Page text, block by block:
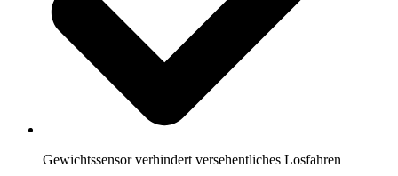
Gewichtssensor verhindert versehentliches Losfahren